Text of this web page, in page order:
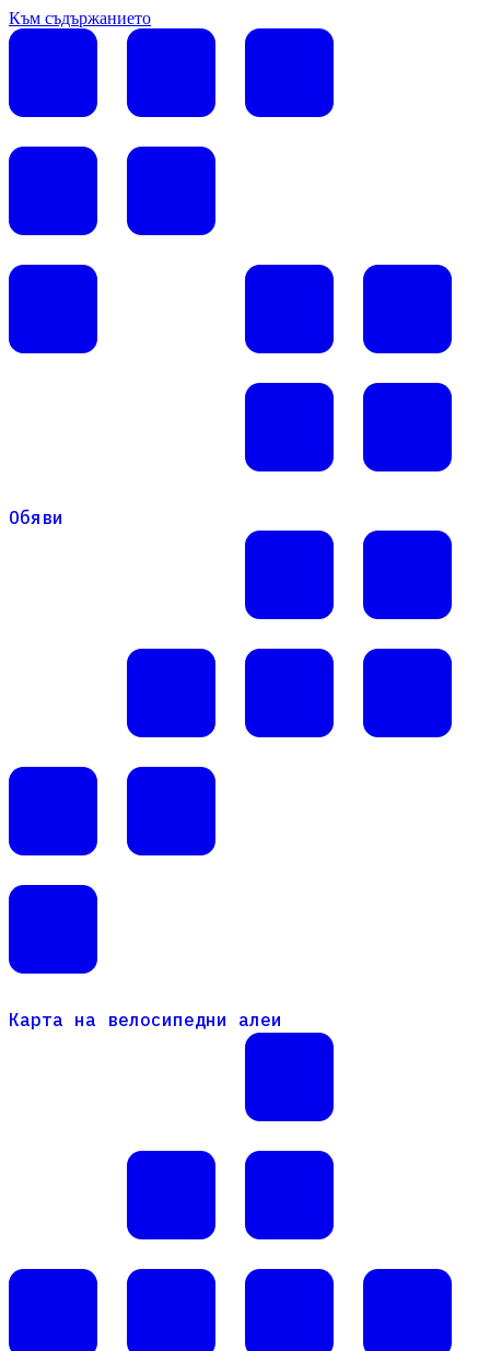
Към съдържанието
Обяви
Карта на велосипедни алеи
Карта на велосипедни алеи